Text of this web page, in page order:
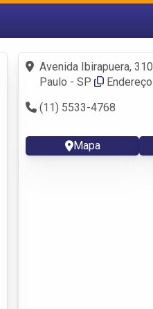
Fazer login
Criar conta
Avenida Ibirapuera,
Paulo - SP
(11) 5533-4768
Mapa